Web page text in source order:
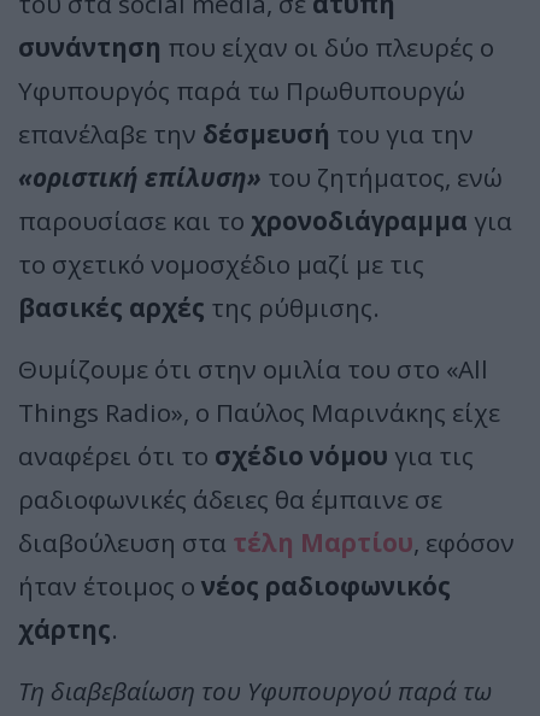
συνάντηση που είχαν οι δύο πλευρές ο
Υφυπουργός παρά τω Πρωθυπουργώ
επανέλαβε την δέσμευσή του για την
«οριστική επίλυση» του ζητήματος, ενώ
παρουσίασε και το χρονοδιάγραμμα για
το σχετικό νομοσχέδιο μαζί με τις
βασικές αρχές της ρύθμισης.
Θυμίζουμε ότι στην ομιλία του στο «All
Things Radio», ο Παύλος Μαρινάκης είχε
αναφέρει ότι το σχέδιο νόμου για τις
ραδιοφωνικές άδειες θα έμπαινε σε
διαβούλευση στα τέλη Μαρτίου, εφόσον
ήταν έτοιμος ο νέος ραδιοφωνικός
χάρτης.
Τη διαβεβαίωση του Υφυπουργού παρά τω